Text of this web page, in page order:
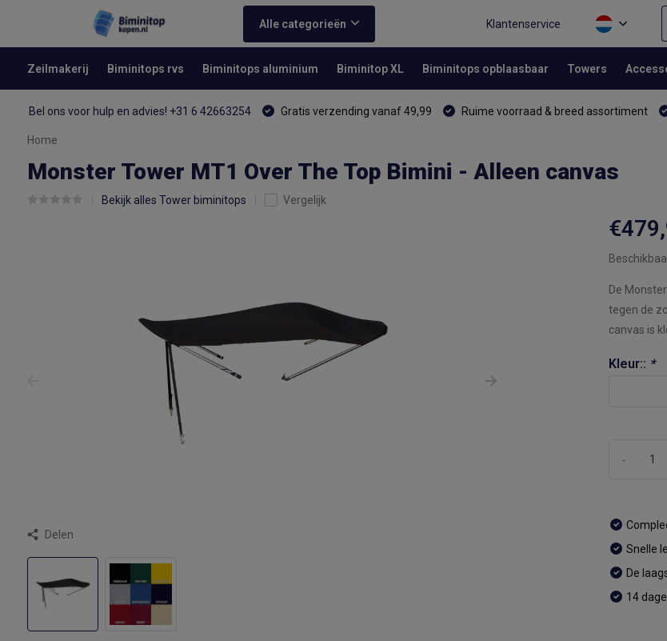
Alle categorieën Klantenservice
Zeilmakerij Biminitops rvs Biminitops aluminium Biminitop XL Biminitops opblaasbaar Towers
Bel ons voor hulp en advies! +31 6 42663254 Gratis verzending vanaf 49,99 Ruime voorraad & breed assortiment
Home
Monster Tower MT1 Over The Top Bimini - Alleen canvas
Bekijk alles Tower biminitops Vergelijk
Delen
De
tegen de
canvas is
Kleur:: *
-
Snelle
De
14